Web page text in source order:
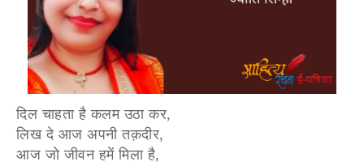
दिल चाहता है कलम उठा कर,
लिख दे आज अपनी तक़दीर,
आज जो जीवन हमें मिला है,